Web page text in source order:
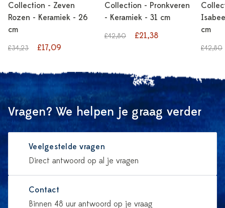
Collection - Zeven
Rozen - Keramiek - 26
cm
£34,23 £17,09
Collection - Pronkveren
- Keramiek - 31 cm
£42,80 £21,38
cm
£42,80
Vragen? We helpen je graag verder
Veelgestelde vragen
Direct antwoord op al je vragen
Contact
Binnen 48 uur antwoord op je vraag